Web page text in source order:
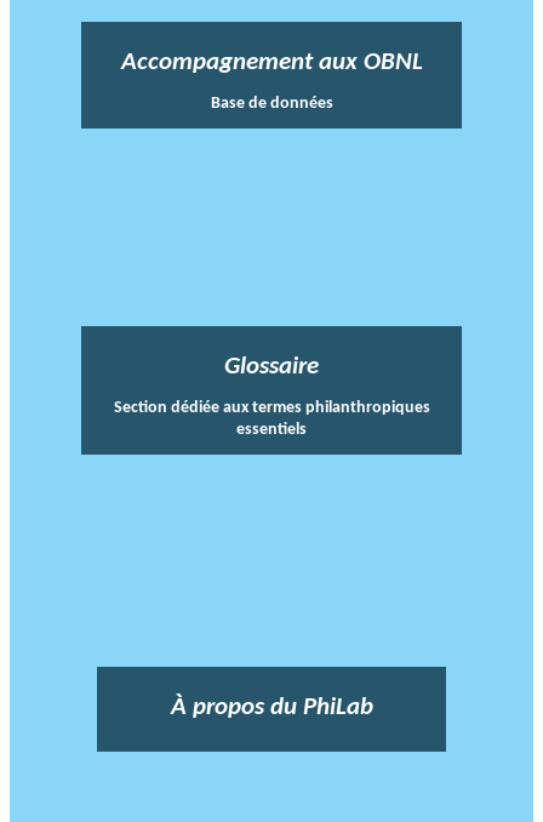
Accompagnement aux OBNL
Base de données
Glossaire
Section dédiée aux termes philanthropiques
essentiels
À propos du PhiLab